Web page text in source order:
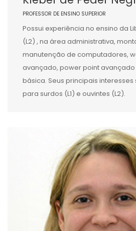
PROFESSOR DE ENSINO SUPERIOR
Possui experiência no ensino da
(L2) , na área administrativa,
manutenção de computadores,
avançado, power point
básica. Seus principais interesses
para surdos (L1) e ouvintes (L2).